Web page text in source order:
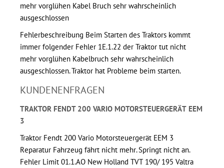
mehr vorglühen Kabel Bruch sehr wahrscheinlich
ausgeschlossen
Fehlerbeschreibung Beim Starten des Traktors kommt
immer folgender Fehler 1E.1.22 der Traktor tut nicht
mehr vorglühen Kabelbruch sehr wahrscheinlich
ausgeschlossen. Traktor hat Probleme beim starten.
KUNDENENFRAGEN
TRAKTOR FENDT 200 VARIO MOTORSTEUERGERÄT EEM
3
Traktor Fendt 200 Vario Motorsteuergerät EEM 3
Reparatur Fahrzeug fährt nicht mehr. Springt nicht an.
Fehler Limit 01.1.AO New Holland TVT 190/ 195 Valtra